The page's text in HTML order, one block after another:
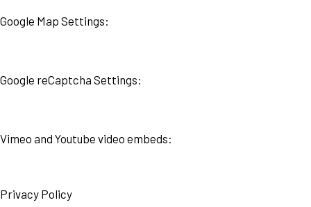
Google Map Settings:
Google reCaptcha Settings:
Vimeo and Youtube video embeds:
Privacy Policy